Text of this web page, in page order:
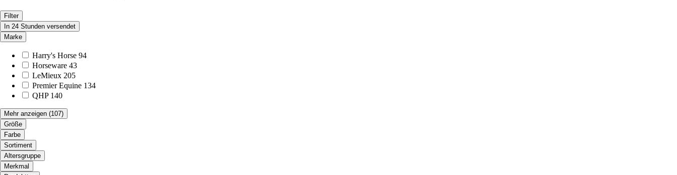
Filter
In 24 Stunden versendet
Marke
Harry's Horse 94
Horseware 43
LeMieux 205
Premier Equine 134
QHP 140
Mehr anzeigen (107)
Größe
Farbe
Sortiment
Altersgruppe
Merkmal